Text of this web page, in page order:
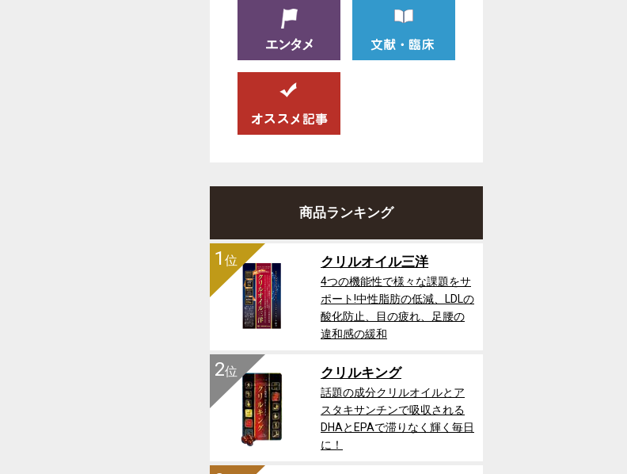
商品ランキング
1 位 クリルオイル三洋
4つの機能性で様々な課題をサ
ポート!中性脂肪の低減、LDLの
酸化防止、目の疲れ、足腰の
違和感の緩和
2位 クリルキング
話題の成分クリルオイルとア
スタキサンチンで吸収される
DHAとEPAで滞りなく輝く毎日
に！